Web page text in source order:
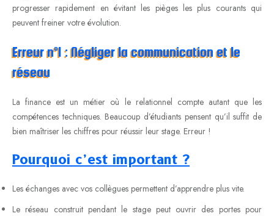
progresser rapidement en évitant les pièges les plus courants qui
peuvent freiner votre évolution.
Erreur n°1 : Négliger la communication et le
réseau
La finance est un métier où le relationnel compte autant que les
compétences techniques. Beaucoup d’étudiants pensent qu’il suffit de
bien maîtriser les chiffres pour réussir leur stage. Erreur !
Pourquoi c’est important ?
Les échanges avec vos collègues permettent d’apprendre plus vite.
Le réseau construit pendant le stage peut ouvrir des portes pour